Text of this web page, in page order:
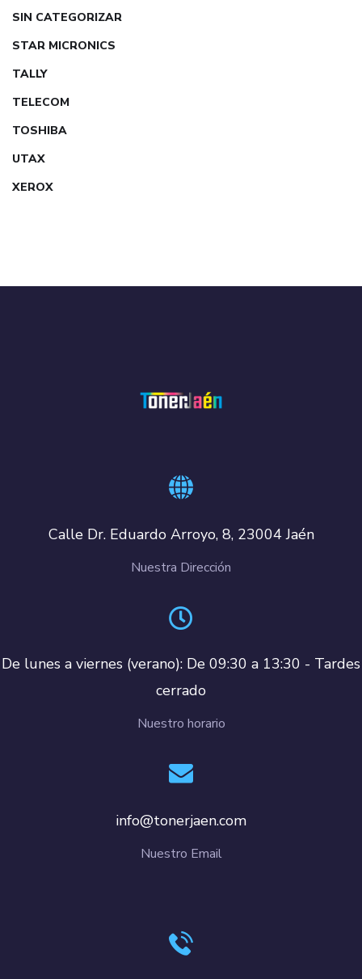
SIN CATEGORIZAR
STAR MICRONICS
TALLY
TELECOM
TOSHIBA
UTAX
XEROX
Calle Dr. Eduardo Arroyo, 8, 23004 Jaén
Nuestra Dirección
De lunes a viernes (verano): De 09:30 a 13:30 - Tardes
cerrado
Nuestro horario
info@tonerjaen.com
Nuestro Email